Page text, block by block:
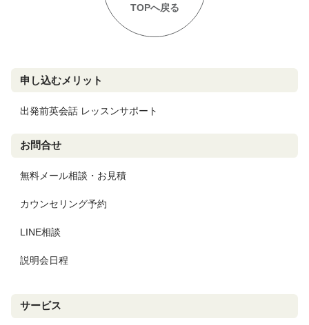
TOPへ戻る
申し込むメリット
出発前英会話 レッスンサポート
お問合せ
無料メール相談・お見積
カウンセリング予約
LINE相談
説明会日程
サービス